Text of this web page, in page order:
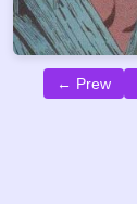
← Prew